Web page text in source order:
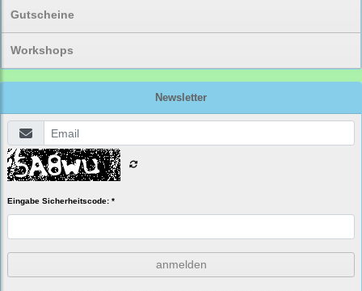
Gutscheine
Workshops
Newsletter
Eingabe Sicherheitscode: *
anmelden